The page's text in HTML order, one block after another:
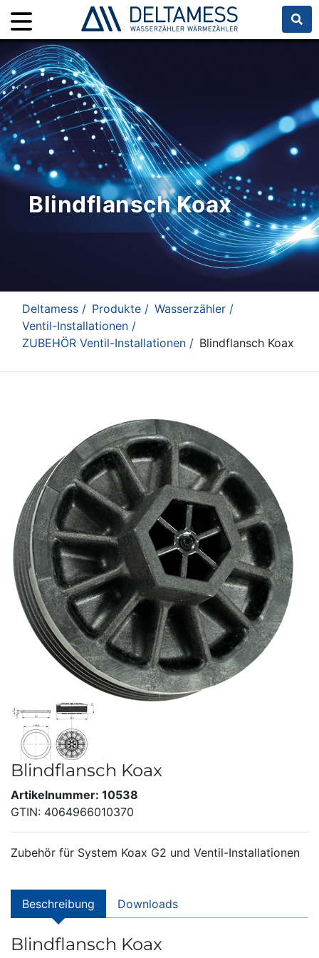
Blindflansch Koax
Deltamess / Produkte / Wasserzähler /
Ventil-Installationen /
ZUBEHÖR Ventil-Installationen / Blindflansch Koax
Blindflansch Koax
Artikelnummer: 10538
GTIN: 4064966010370
Zubehör für System Koax G2 und Ventil-Installationen
Beschreibung Downloads
Blindflansch Koax